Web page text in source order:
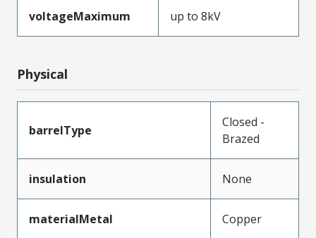
voltageMaximum up to 8kV
Physical
barrelType
Closed -
Brazed
insulation None
materialMetal Copper